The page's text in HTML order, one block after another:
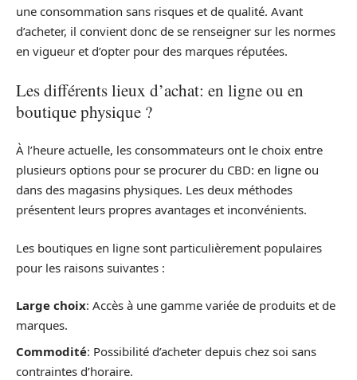
une consommation sans risques et de qualité. Avant
d’acheter, il convient donc de se renseigner sur les normes
en vigueur et d’opter pour des marques réputées.
Les différents lieux d’achat: en ligne ou en
boutique physique ?
À l’heure actuelle, les consommateurs ont le choix entre
plusieurs options pour se procurer du CBD: en ligne ou
dans des magasins physiques. Les deux méthodes
présentent leurs propres avantages et inconvénients.
Les boutiques en ligne sont particulièrement populaires
pour les raisons suivantes :
Large choix: Accès à une gamme variée de produits et de
marques.
Commodité: Possibilité d’acheter depuis chez soi sans
contraintes d’horaire.